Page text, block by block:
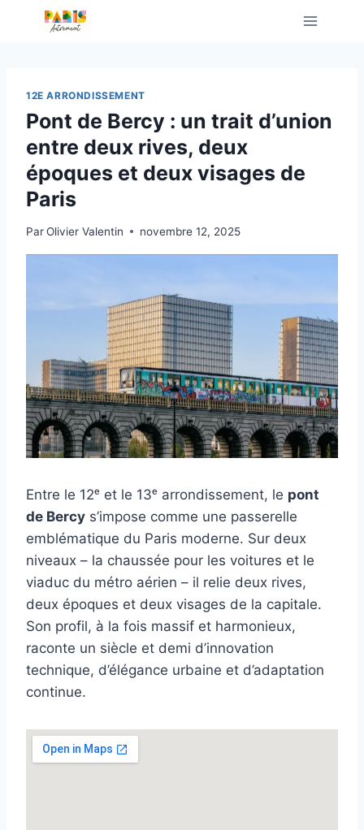
12E ARRONDISSEMENT
Pont de Bercy : un trait d’union
entre deux rives, deux
époques et deux visages de
Paris
ParOlivier Valentin novembre 12, 2025
Entre le 12ᵉ et le 13ᵉ arrondissement, le pont
de Bercy s’impose comme une passerelle
emblématique du Paris moderne. Sur deux
niveaux – la chaussée pour les voitures et le
viaduc du métro aérien – il relie deux rives,
deux époques et deux visages de la capitale.
Son profil, à la fois massif et harmonieux,
raconte un siècle et demi d’innovation
technique, d’élégance urbaine et d’adaptation
continue.